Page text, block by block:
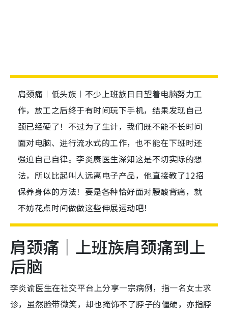
肩颈痛︱低头族︱不少上班族日日望着电脑努力工
作，放工之后终于有时间玩下手机，结果发现自己
颈已经硬了！不过为了生计，我们既不能不长时间
面对电脑、进行流水式的工作，也不能在下班时还
强迫自己自律。李炎赓医生深知这是不切实际的想
法，所以比起叫人远离电子产品，他直接教了12招
保养身体的方法！要是各种恰好面对腰酸背痛，就
不妨花点时间做做这些伸展运动吧！
肩颈痛｜上班族肩颈痛到上
后脑
李炎谕医生在社交平台上分享一宗病例，指一名女士求
诊，虽然脸带微笑，却也掩饰不了脖子的僵硬，亦指脖